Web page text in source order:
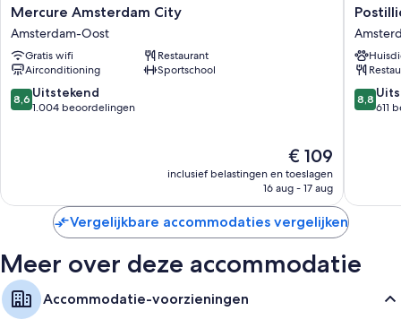
Mercure
Amsterdam
City
Amsterdam-
Oost
Mercure Amsterdam City
Amsterdam-Oost
Gratis wifi
Restaurant
Airconditioning
Sportschool
8.6
van
8,6 Uitstekend
1.004 beoordelingen
De
prijs
is
€ 109
inclusief belastingen en toeslagen
16 aug - 17 aug
Hotel
Oost
8.8
van
8,8
611
Vergelijkbare accommodaties vergelijken
Meer over deze accommodatie
Accommodatie-voorzieningen